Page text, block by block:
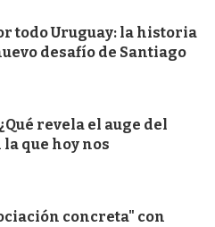
todo Uruguay: la historia
desafío de Santiago
revela el auge del
que hoy nos
concreta" con